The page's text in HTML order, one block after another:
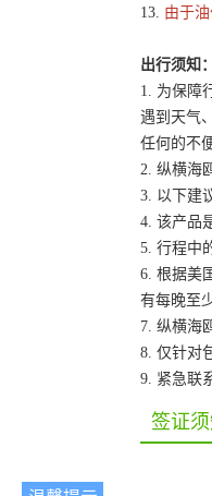
13. 由于
出行须知：
1. 为保障
遇到天气
任何的不
2. 纵横海
3. 以下建
4. 该产品
5. 行程中
6. 根据美
有每晚至
7. 纵横海
8. 仅针对
9. 紧急联
签证须